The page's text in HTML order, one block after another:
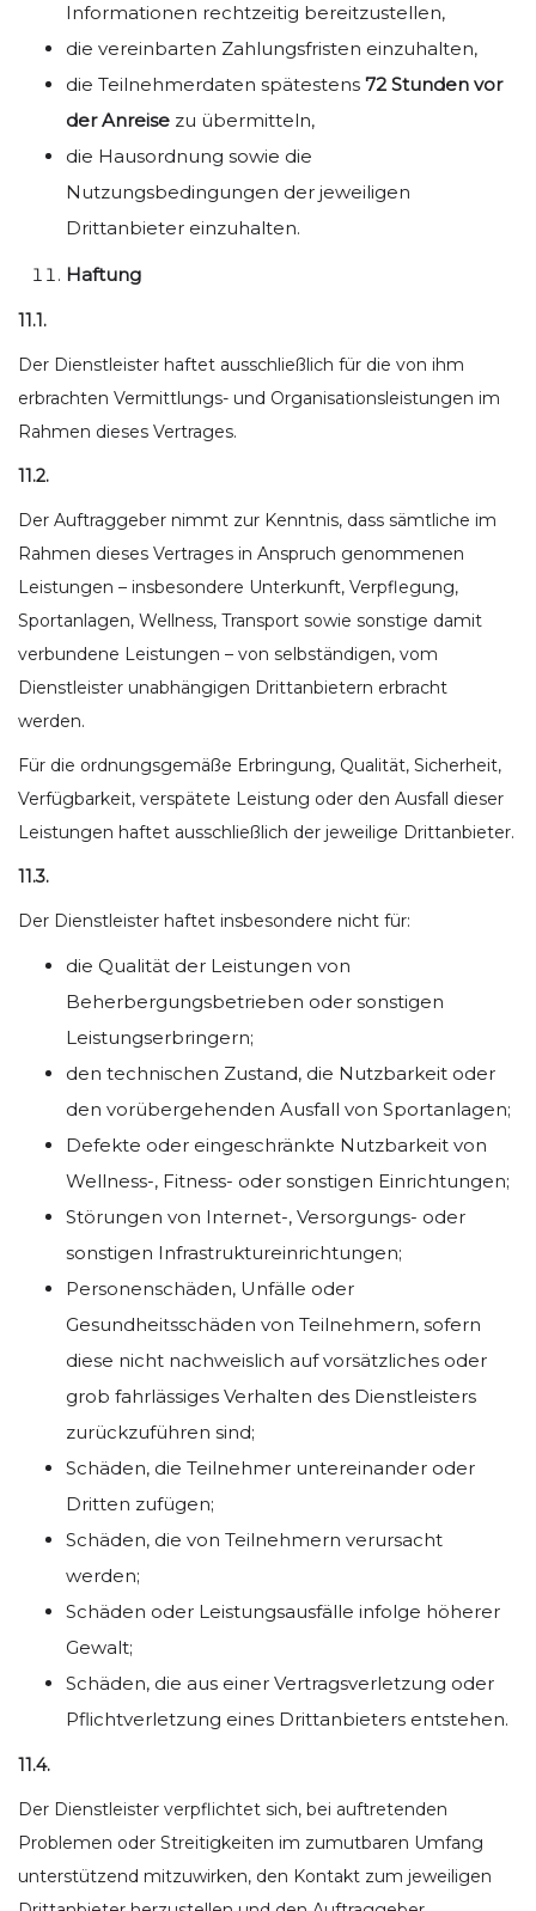
Informationen rechtzeitig bereitzustellen,
die vereinbarten Zahlungsfristen einzuhalten,
die Teilnehmerdaten spätestens 72 Stunden vor
der Anreise zu übermitteln,
die Hausordnung sowie die
Nutzungsbedingungen der jeweiligen
Drittanbieter einzuhalten.
Haftung
11.1.
Der Dienstleister haftet ausschließlich für die von ihm
erbrachten Vermittlungs- und Organisationsleistungen im
Rahmen dieses Vertrages.
11.2.
Der Auftraggeber nimmt zur Kenntnis, dass sämtliche im
Rahmen dieses Vertrages in Anspruch genommenen
Leistungen – insbesondere Unterkunft, Verpflegung,
Sportanlagen, Wellness, Transport sowie sonstige damit
verbundene Leistungen – von selbständigen, vom
Dienstleister unabhängigen Drittanbietern erbracht
werden.
Für die ordnungsgemäße Erbringung, Qualität, Sicherheit,
Verfügbarkeit, verspätete Leistung oder den Ausfall dieser
Leistungen haftet ausschließlich der jeweilige Drittanbieter.
11.3.
Der Dienstleister haftet insbesondere nicht für:
die Qualität der Leistungen von
Beherbergungsbetrieben oder sonstigen
Leistungserbringern;
den technischen Zustand, die Nutzbarkeit oder
den vorübergehenden Ausfall von Sportanlagen;
Defekte oder eingeschränkte Nutzbarkeit von
Wellness-, Fitness- oder sonstigen Einrichtungen;
Störungen von Internet-, Versorgungs- oder
sonstigen Infrastruktureinrichtungen;
Personenschäden, Unfälle oder
Gesundheitsschäden von Teilnehmern, sofern
diese nicht nachweislich auf vorsätzliches oder
grob fahrlässiges Verhalten des Dienstleisters
zurückzuführen sind;
Schäden, die Teilnehmer untereinander oder
Dritten zufügen;
Schäden, die von Teilnehmern verursacht
werden;
Schäden oder Leistungsausfälle infolge höherer
Gewalt;
Schäden, die aus einer Vertragsverletzung oder
Pflichtverletzung eines Drittanbieters entstehen.
11.4.
Der Dienstleister verpflichtet sich, bei auftretenden
Problemen oder Streitigkeiten im zumutbaren Umfang
unterstützend mitzuwirken, den Kontakt zum jeweiligen